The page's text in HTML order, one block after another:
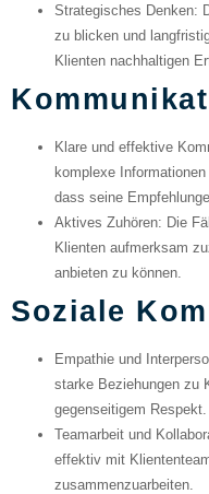
Strategisches Denken:
zu blicken und
Klienten nachhaltigen
Klare und effektive
komplexe
dass seine
Aktives Zuhören: Die
Klienten aufmerksam
anbieten zu können.
Soziale
Empathie und
starke Beziehungen zu
gegenseitigem Respekt.
Teamarbeit und
effektiv mit
zusammenzuarbeiten.